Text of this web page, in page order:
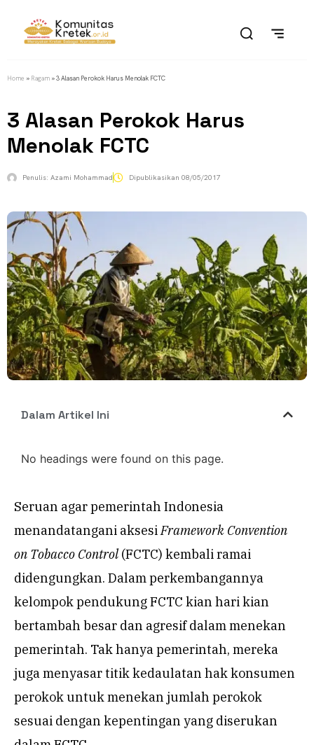
Home » Ragam »3 Alasan Perokok Harus Menolak FCTC
3 Alasan Perokok Harus
Menolak FCTC
Penulis: Azami Mohammad Dipublikasikan 08/05/2017
Dalam Artikel Ini
No headings were found on this page.
Seruan agar pemerintah Indonesia
menandatangani aksesiFramework Convention
on Tobacco Control(FCTC) kembali ramai
didengungkan. Dalam perkembangannya
kelompok pendukung FCTC kian hari kian
bertambah besar dan agresif dalam menekan
pemerintah. Tak hanya pemerintah, mereka
juga menyasar titik kedaulatan hak konsumen
perokok untuk menekan jumlah perokok
sesuai dengan kepentingan yang diserukan